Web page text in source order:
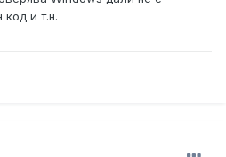
и т.н.